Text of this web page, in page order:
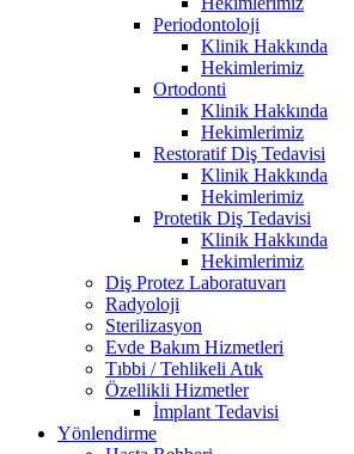
Periodontoloji
Klinik Hakkında
Hekimlerimiz
Ortodonti
Klinik Hakkında
Hekimlerimiz
Restoratif Diş Tedavisi
Klinik Hakkında
Hekimlerimiz
Protetik Diş Tedavisi
Klinik Hakkında
Hekimlerimiz
Diş Protez Laboratuvarı
Radyoloji
Sterilizasyon
Evde Bakım Hizmetleri
Tıbbi / Tehlikeli Atık
Özellikli Hizmetler
İmplant Tedavisi
Yönlendirme